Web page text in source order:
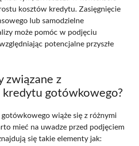
kosztów kredytu. Zasięgnięcie
lub samodzielne
może pomóc w podjęciu
potencjalne przyszłe
związane z
kredytu gotówkowego?
wiąże się z różnymi
mieć na uwadze przed podjęciem
się takie elementy jak: